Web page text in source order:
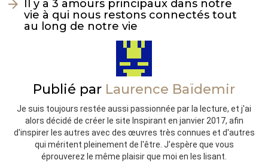
Il y a 3 amours principaux dans notre
vie à qui nous restons connectés tout
au long de notre vie
Publié par Laurence Baïdemir
Je suis toujours restée aussi passionnée par la lecture, et j'ai
alors décidé de créer le site Inspirant en janvier 2017, afin
d'inspirer les autres avec des œuvres très connues et d'autres
qui méritent pleinement de l'être. J'espère que vous
éprouverez le même plaisir que moi en les lisant.